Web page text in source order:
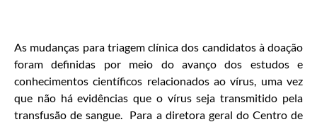
As mudanças para triagem clínica dos candidatos à doação
foram definidas por meio do avanço dos estudos e
conhecimentos científicos relacionados ao vírus, uma vez
que não há evidências que o vírus seja transmitido pela
transfusão de sangue. Para a diretora geral do Centro de